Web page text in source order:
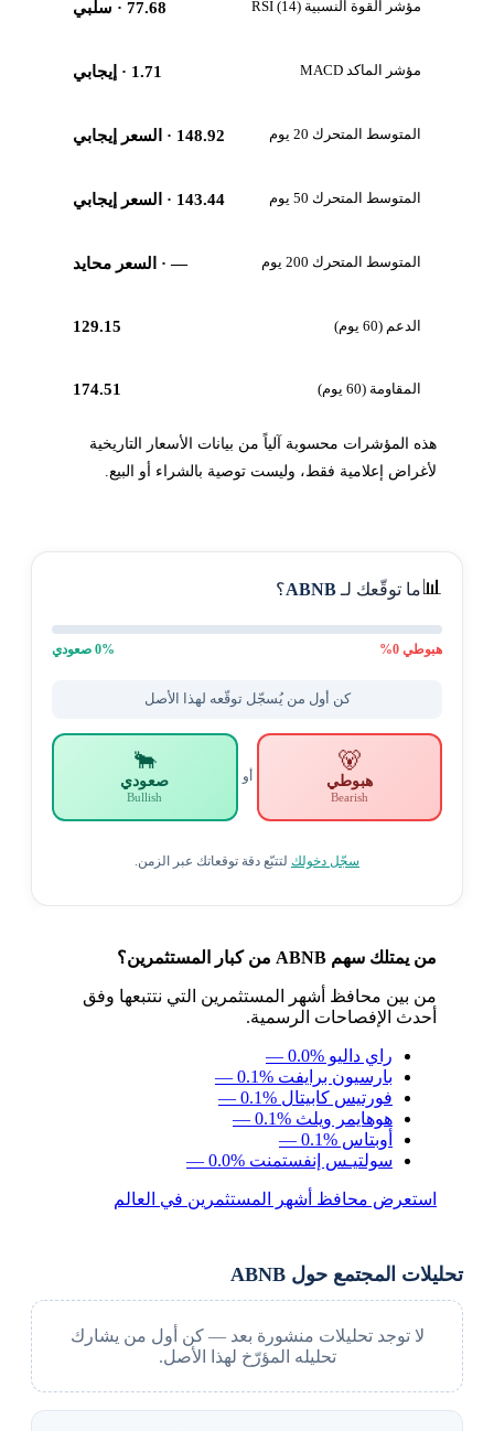
مؤشر القوة النسبية RSI (14) 77.68· سلبي
مؤشر الماكد MACD 1.71· إيجابي
المتوسط المتحرك 20 يوم 148.92· السعر إيجابي
المتوسط المتحرك 50 يوم 143.44· السعر إيجابي
المتوسط المتحرك 200 يوم —· السعر محايد
الدعم (60 يوم) 129.15
المقاومة (60 يوم) 174.51
هذه المؤشرات محسوبة آلياً من بيانات الأسعار التاريخية
لأغراض إعلامية فقط، وليست توصية بالشراء أو البيع.
📊ما توقّعك لـABNB؟
هبوطي0
%
0% صعودي
كن أول من يُسجّل توقّعه لهذا الأصل
🐻
هبوطي
Bearish
أو
🐂
صعودي
Bullish
سجّل دخولكلتتبّع دقة توقعاتك عبر الزمن.
من يمتلك سهم ABNB من كبار المستثمرين؟
من بين محافظ أشهر المستثمرين التي نتتبعها وفق
أحدث الإفصاحات الرسمية.
راي داليو — 0.0%
بارسيون برايفت — 0.1%
فورتيس كابيتال — 0.1%
هوهايمر ويلث — 0.1%
أوبتاس — 0.1%
سولتيـس إنفستمنت — 0.0%
استعرض محافظ أشهر المستثمرين في العالم
تحليلات المجتمع حول ABNB
لا توجد تحليلات منشورة بعد — كن أول من يشارك
تحليله المؤرّخ لهذا الأصل.